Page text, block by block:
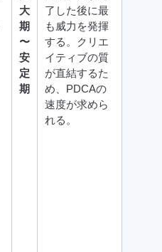
大
期
〜
安
定
期
了した後に最
も威力を発揮
する。クリエ
イティブの質
が直結するた
め、PDCAの
速度が求めら
れる。